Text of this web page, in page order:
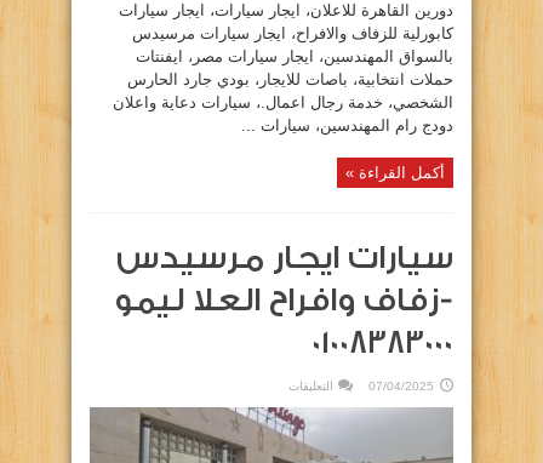
دورين القاهرة للاعلان، ايجار سيارات، ايجار سيارات
كابورلية للزفاف والافراح، ايجار سيارات مرسيدس
بالسواق المهندسين، ايجار سيارات مصر، ايفنتات
حملات انتخابية، باصات للايجار، بودي جارد الحارس
الشخصي، خدمة رجال اعمال.، سيارات دعاية واعلان
دودج رام المهندسين، سيارات ...
أكمل القراءة »
سيارات ايجار مرسيدس
-زفاف وافراح العلا ليمو
01008383000
07/04/2025 التعليقات
ايجار
مرسيدس
-زفاف
وافراح